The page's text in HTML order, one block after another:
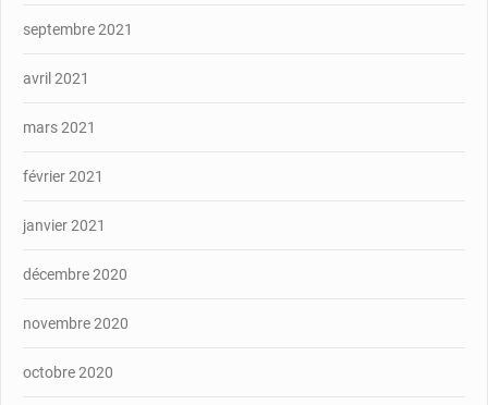
septembre 2021
avril 2021
mars 2021
février 2021
janvier 2021
décembre 2020
novembre 2020
octobre 2020